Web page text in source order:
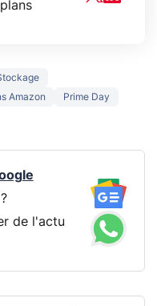
Amazon
Prime Day
de l'actu